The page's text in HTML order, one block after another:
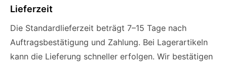
Lieferzeit
Die Standardlieferzeit beträgt 7–15 Tage nach
Auftragsbestätigung und Zahlung. Bei Lagerartikeln
kann die Lieferung schneller erfolgen. Wir bestätigen